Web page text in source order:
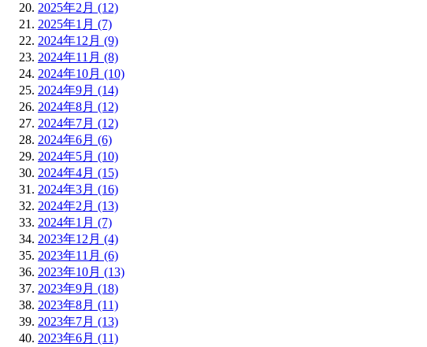
2025年2月 (12)
2025年1月 (7)
2024年12月 (9)
2024年11月 (8)
2024年10月 (10)
2024年9月 (14)
2024年8月 (12)
2024年7月 (12)
2024年6月 (6)
2024年5月 (10)
2024年4月 (15)
2024年3月 (16)
2024年2月 (13)
2024年1月 (7)
2023年12月 (4)
2023年11月 (6)
2023年10月 (13)
2023年9月 (18)
2023年8月 (11)
2023年7月 (13)
2023年6月 (11)